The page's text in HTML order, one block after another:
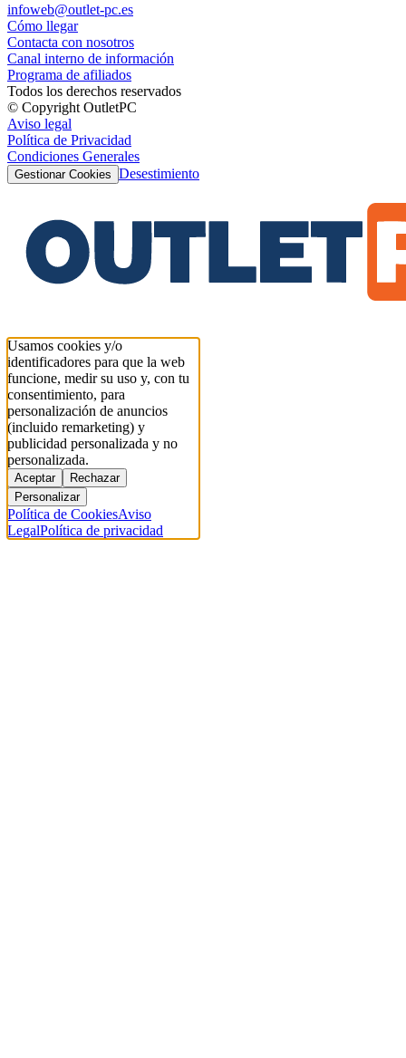
infoweb@outlet-pc.es
Cómo llegar
Contacta con nosotros
Canal interno de información
Programa de afiliados
Todos los derechos reservados
© Copyright OutletPC
Aviso legal
Política de Privacidad
Condiciones Generales
Gestionar Cookies Desestimiento
Usamos cookies y/o
identificadores para que la web
funcione, medir su uso y, con tu
consentimiento, para
personalización de anuncios
(incluido remarketing) y
publicidad personalizada y no
personalizada.
Aceptar
Rechazar
Personalizar
Política de CookiesAviso
LegalPolítica de privacidad